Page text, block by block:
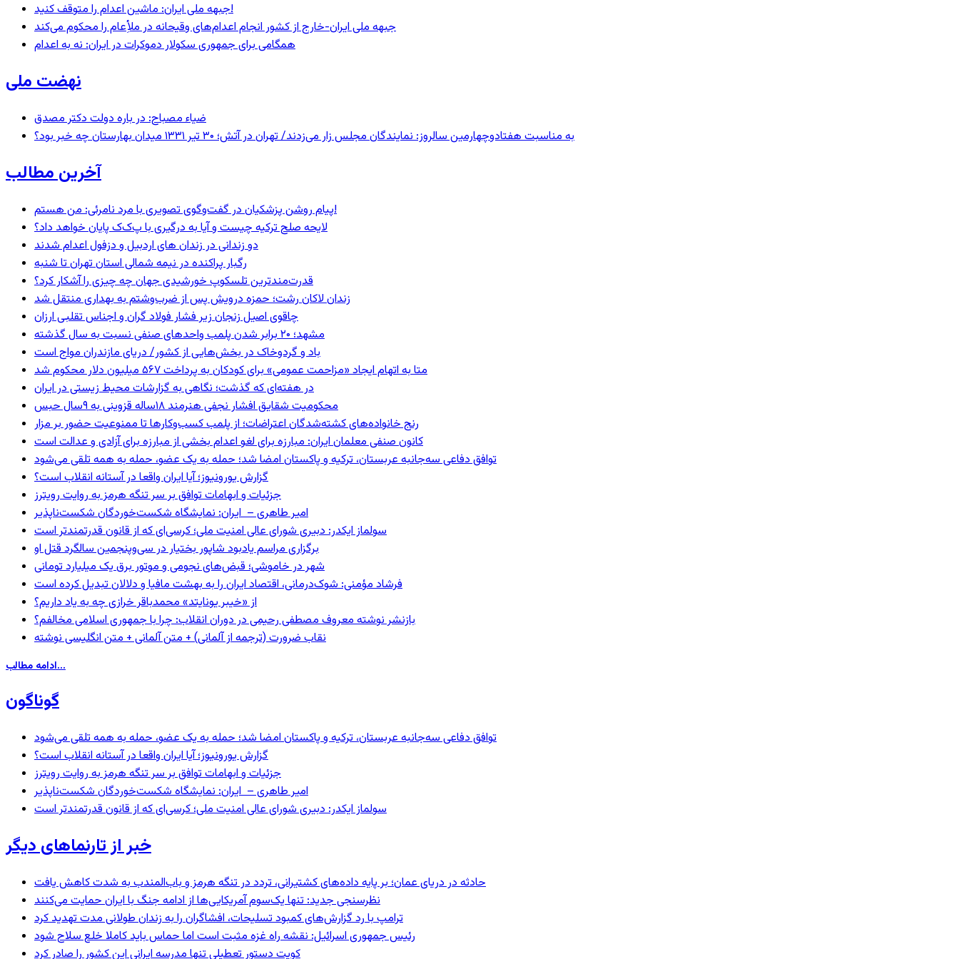
جبهه ملی ایران: ماشین اعدام را متوقف کنید!
جبهه ملی ایران-خارج از کشور انجام اعدام‌های وقیحانه در ملأِعام را محکوم می‌کند
همگامی برای جمهوری سکولار دموکرات در ایران: نه به اعدام
نهضت ملی
ضیاء مصباح: در باره دولت دکتر مصدق
به مناسبت هفتادوچهارمین سالروز: نمایندگان مجلس زار می‌زدند/ تهران در آتش؛ ۳۰ تیر ۱۳۳۱ میدان بهارستان چه خبر بود؟
آخرین مطالب
پیام روشن پزشکیان در گفت‌و‌گوی تصویری با مرد نامرئی: من هستم!
لایحه صلح ترکیه چیست و آیا به درگیری با پ‌ک‌ک پایان خواهد داد؟
دو زندانی در زندان های اردبیل و دزفول اعدام شدند
رگبار پراکنده در نیمه شمالی استان تهران تا شنبه
قدرت‌مندترین تلسکوپ خورشیدی جهان چه چیزی را آشکار کرد؟
زندان لاکان رشت؛ حمزه درویش پس از ضرب‌وشتم به بهداری منتقل شد
چاقوی اصیل زنجان زیر فشار فولاد گران و اجناس تقلبی ارزان
مشهد؛ ۲۰ برابر شدن پلمب واحدهای صنفی نسبت به سال گذشته
باد و گردوخاک در بخش‌هایی از کشور/ دریای مازندران مواج است
متا به اتهام ایجاد «مزاحمت عمومی» برای کودکان به پرداخت ۵۶۷ میلیون دلار محکوم شد
در هفته‌ای که گذشت؛ نگاهی به گزارشات محیط زیستی در ایران
محکومیت شقایق افشار نجفی هنرمند ۱۸ساله قزوینی به ۹سال حبس
رنج خانواده‌های کشته‌شدگان اعتراضات؛ از پلمب کسب‌وکارها تا ممنوعیت حضور بر مزار
کانون صنفی معلمان ایران: مبارزه برای لغو اعدام بخشی از مبارزه برای آزادی و عدالت است
توافق دفاعی سه‌جانبه عربستان، ترکیه و پاکستان امضا شد؛ حمله به یک عضو، حمله به همه تلقی می‌شود
گزارش یورونیوز؛ آیا ایران واقعا در آستانه انقلاب است؟
جزئیات و ابهامات توافق بر سر تنگه هرمز به روایت رویترز
امیر طاهری – ایران: نمایشگاه شکست‌خوردگان شکست‌ناپذیر
سولماز ایکدر: دبیری شورای عالی امنیت ملی؛ کرسی‌ای که از قانون قدرتمندتر است
برگزاری مراسم یادبود شاپور بختیار در سی‌وپنجمین سالگرد قتل او
شهر در خاموشی؛ قبض‌های نجومی و موتور برق یک میلیارد تومانی
فرشاد مؤمنی: شوک‌درمانی، اقتصاد ایران را به بهشت مافیا و دلالان تبدیل کرده است
از «خیبر یونایتد» محمدباقر خرازی چه به یاد داریم؟
بازنشر نوشته معروف مصطفی رحیمی در دوران انقلاب: چرا با جمهوری اسلامی مخالفم؟
نقاب ضرورت (ترجمه از آلمانی) + متن آلمانی + متن انگلیسی نوشته
ادامه مطالب...
گوناگون
توافق دفاعی سه‌جانبه عربستان، ترکیه و پاکستان امضا شد؛ حمله به یک عضو، حمله به همه تلقی می‌شود
گزارش یورونیوز؛ آیا ایران واقعا در آستانه انقلاب است؟
جزئیات و ابهامات توافق بر سر تنگه هرمز به روایت رویترز
امیر طاهری – ایران: نمایشگاه شکست‌خوردگان شکست‌ناپذیر
سولماز ایکدر: دبیری شورای عالی امنیت ملی؛ کرسی‌ای که از قانون قدرتمندتر است
خبر از تارنماهای دیگر
حادثه در دریای عمان؛ بر پایه داده‌های کشتیرانی، تردد در تنگه هرمز و باب‌المندب به شدت کاهش یافت
نظرسنجی جدید: تنها یک‌سوم آمریکایی‌ها از ادامه جنگ با ایران حمایت می‌کنند
ترامپ با رد گزارش‌های کمبود تسلیحات، افشاگران را به زندان طولانی مدت تهدید کرد
رئیس‌ جمهوری اسرائیل: نقشه راه غزه مثبت است اما حماس باید کاملا خلع سلاح شود
کویت دستور تعطیلی تنها مدرسه ایرانی این کشور را صادر کرد